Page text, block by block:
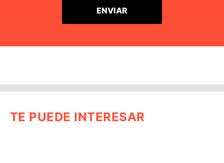
TE PUEDE INTERESAR